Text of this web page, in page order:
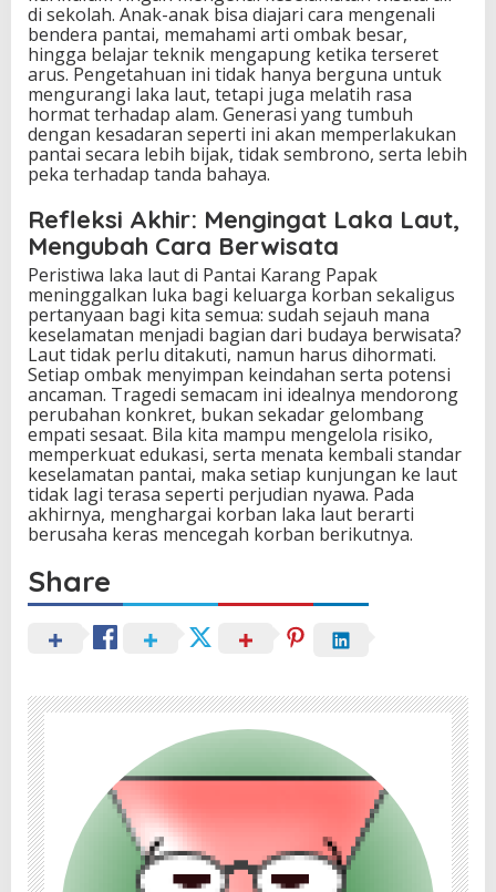
di sekolah. Anak-anak bisa diajari cara mengenali
bendera pantai, memahami arti ombak besar,
hingga belajar teknik mengapung ketika terseret
arus. Pengetahuan ini tidak hanya berguna untuk
mengurangi laka laut, tetapi juga melatih rasa
hormat terhadap alam. Generasi yang tumbuh
dengan kesadaran seperti ini akan memperlakukan
pantai secara lebih bijak, tidak sembrono, serta lebih
peka terhadap tanda bahaya.
Refleksi Akhir: Mengingat Laka Laut,
Mengubah Cara Berwisata
Peristiwa laka laut di Pantai Karang Papak
meninggalkan luka bagi keluarga korban sekaligus
pertanyaan bagi kita semua: sudah sejauh mana
keselamatan menjadi bagian dari budaya berwisata?
Laut tidak perlu ditakuti, namun harus dihormati.
Setiap ombak menyimpan keindahan serta potensi
ancaman. Tragedi semacam ini idealnya mendorong
perubahan konkret, bukan sekadar gelombang
empati sesaat. Bila kita mampu mengelola risiko,
memperkuat edukasi, serta menata kembali standar
keselamatan pantai, maka setiap kunjungan ke laut
tidak lagi terasa seperti perjudian nyawa. Pada
akhirnya, menghargai korban laka laut berarti
berusaha keras mencegah korban berikutnya.
Share